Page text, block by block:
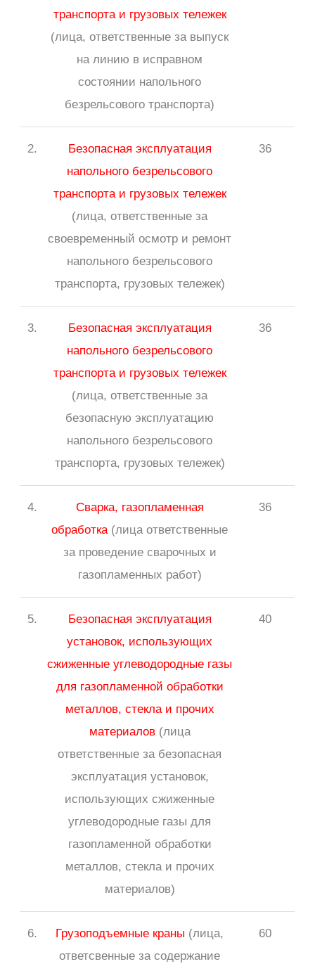
транспорта и грузовых тележек
(лица, ответственные за выпуск
на линию в исправном
состоянии напольного
безрельсового транспорта)
2.
Безопасная эксплуатация
напольного безрельсового
транспорта и грузовых тележек
(лица, ответственные за
своевременный осмотр и ремонт
напольного безрельсового
транспорта, грузовых тележек)
36
3.
Безопасная эксплуатация
напольного безрельсового
транспорта и грузовых тележек
(лица, ответственные за
безопасную эксплуатацию
напольного безрельсового
транспорта, грузовых тележек)
36
4.
Сварка, газопламенная
обработка(лица ответственные
за проведение сварочных и
газопламенных работ)
36
5.
Безопасная эксплуатация
установок, использующих
сжиженные углеводородные газы
для газопламенной обработки
металлов, стекла и прочих
материалов(лица
ответственные за безопасная
эксплуатация установок,
использующих сжиженные
углеводородные газы для
газопламенной обработки
металлов, стекла и прочих
материалов)
40
6. Грузоподъемные краны (лица,
ответсвенные за содержание
60